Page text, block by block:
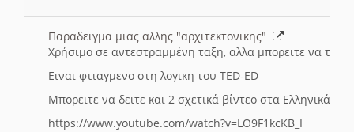
Παραδειγμα μιας αλλης "αρχιτεκτονικης"
Χρήσιμο σε αντεστραμμένη ταξη, αλλα μπορειτε να το
Ειναι φτιαγμενο στη λογικη του TED-ED
Μπορειτε να δειτε και 2 σχετικά βίντεο στα Ελληνικά:
https://www.youtube.com/watch?v=LO9F1kcKB_I